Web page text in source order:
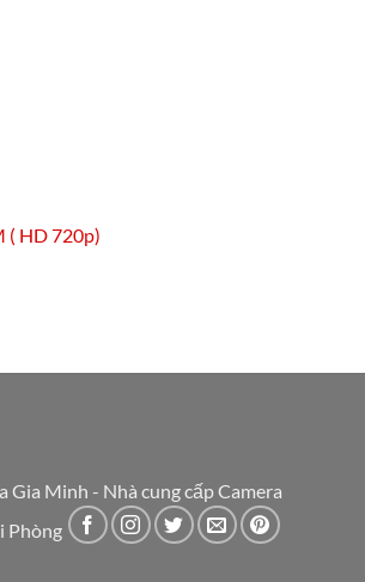
( HD 720p)
Gia Minh - Nhà cung cấp Camera
Phòng